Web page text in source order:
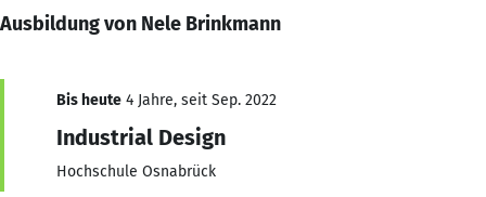
Ausbildung von Nele Brinkmann
Bis heute 4 Jahre, seit Sep. 2022
Industrial Design
Hochschule Osnabrück